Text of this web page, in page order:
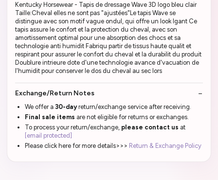
Kentucky Horsewear - Tapis de dressage Wave 3D logo bleu clair
Taille:Cheval elles ne sont pas "ajustées"Le tapis Wave se
distingue avec son motif vague ondul, qui offre un look lgant Ce
tapis assure le confort et la protection du cheval, avec son
amortissement optimal pour une absorption des chocs et sa
technologie anti humidit Fabriqu partir de tissus haute qualit et
respirant pour assurer le confort du cheval et la durabilit du produit
Doublure intrieure dote d'une technologie avance d'vacuation de
l'humidit pour conserver le dos du cheval au sec lors
Exchange/Return Notes
We offer a 30-dayreturn/exchange service after receiving.
Final sale items are not eligible for returns or exchanges.
To process your return/exchange, please contact us at
[email protected]
Please click here for more details>>> Return & Exchange Policy